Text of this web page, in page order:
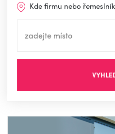
Kde firmu nebo